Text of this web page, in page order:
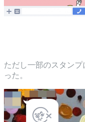
ただし一部のスタンプ
った。